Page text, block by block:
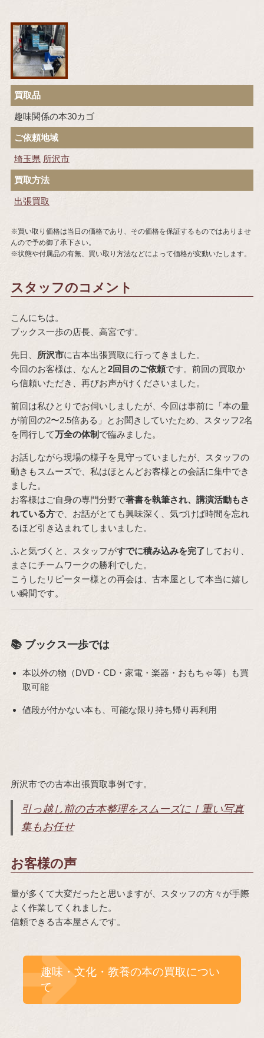
買取品
趣味関係の本30カゴ
ご依頼地域
埼玉県 所沢市
買取方法
出張買取
※買い取り価格は当日の価格であり、その価格を保証するものではありませ
んので予め御了承下さい。
※状態や付属品の有無、買い取り方法などによって価格が変動いたします。
スタッフのコメント
こんにちは。
ブックス一歩の店長、高宮です。
先日、 所沢市に古本出張買取に行ってきました。
今回のお客様は、なんと2回目のご依頼です。前回の買取か
ら信頼いただき、再びお声がけくださいました。
前回は私ひとりでお伺いしましたが、今回は事前に「本の量
が前回の2〜2.5倍ある」とお聞きしていたため、スタッフ2名
を同行して万全の体制 で臨みました。
お話しながら現場の様子を見守っていましたが、スタッフの
動きもスムーズで、私はほとんどお客様との会話に集中でき
ました。
お客様はご自身の専門分野で著書を執筆され、講演活動もさ
れている方で、お話がとても興味深く、気づけば時間を忘れ
るほど引き込まれてしまいました。
ふと気づくと、スタッフがすでに積み込みを完了 しており、
まさにチームワークの勝利でした。
こうしたリピーター様との再会は、古本屋として本当に嬉し
い瞬間です。
📚 ブックス一歩では
本以外の物（DVD・CD・家電・楽器・おもちゃ等）も買
取可能
値段が付かない本も、可能な限り持ち帰り再利用
所沢市での古本出張買取事例です。
引っ越し前の古本整理をスムーズに！重い写真
集もお任せ
お客様の声
量が多くて大変だったと思いますが、スタッフの方々が手際
よく作業してくれました。
信頼できる古本屋さんです。
趣味・文化・教養の本の買取につい
て